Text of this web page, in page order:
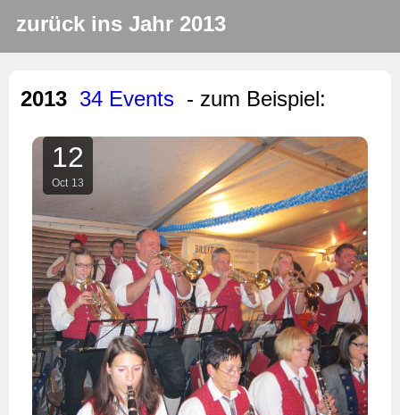
zurück ins Jahr 2013
2013 34 Events - zum Beispiel:
12
Oct 13